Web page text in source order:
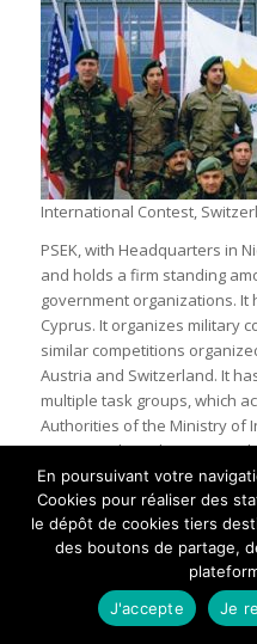
International Contest,
PSEK, with Headquarters in
and holds a firm standing
government organizations.
Cyprus. It organizes military
similar competitions
Austria and Switzerland. It
multiple task groups, which
Authorities of the Ministry of
teams, scuba – divers,
bank and a marathon team
participates in all
local anniversaries. More
all those Special Forces
These commemorations
commandos who fell in
invaders in 1974.
En poursuivant votre
Cookies pour réaliser des
le dépôt de cookies tiers
des boutons de partage,
J'accepte
Je